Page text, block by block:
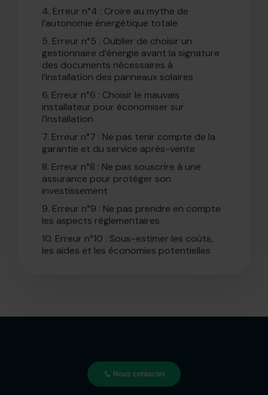
4. Erreur n°4 : Croire au mythe de
l’autonomie énergétique totale
5. Erreur n°5 : Oublier de choisir un
gestionnaire d’énergie avant la signature
des documents nécessaires à
l’installation des panneaux solaires
6. Erreur n°6 : Choisir le mauvais
installateur pour économiser sur
l’installation
7. Erreur n°7 : Ne pas tenir compte de la
garantie et du service après-vente
8. Erreur n°8 : Ne pas souscrire à une
assurance pour protéger son
investissement
9. Erreur n°9 : Ne pas prendre en compte
les aspects règlementaires
10. Erreur n°10 : Sous-estimer les coûts,
les aides et les économies potentielles
Nous contacter